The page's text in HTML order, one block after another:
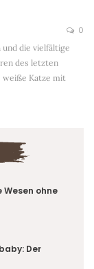
0
die vielfältige
des letzten
weiße Katze mit
ohne
Der